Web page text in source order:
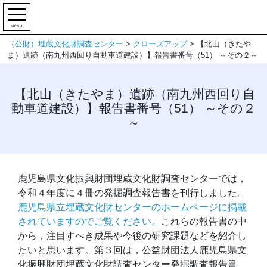
MENU
（公財）埋蔵文化財調査センター > クローズアップ>
【北山（きたや
ま）遺跡（南九州西回り自動車道建設）】報告書番号（51） ～その２～
【北山（きたやま）遺跡（南九州西回り自
動車道建設）】報告書番号（51） ～その２
～
鹿児島県文化振興財団埋蔵文化財調査センターでは，
令和４年度に４冊の発掘調査報告書を刊行しました。
鹿児島県立埋蔵文化財センターのホームページに掲載
されていますのでご覧ください。
これらの報告書の中
から，注目すべき成果や今後の研究課題などを紹介し
たいと思います。第３回は，公益財団法人鹿児島県文
化振興財団埋蔵文化財調査センター発掘調査報告書